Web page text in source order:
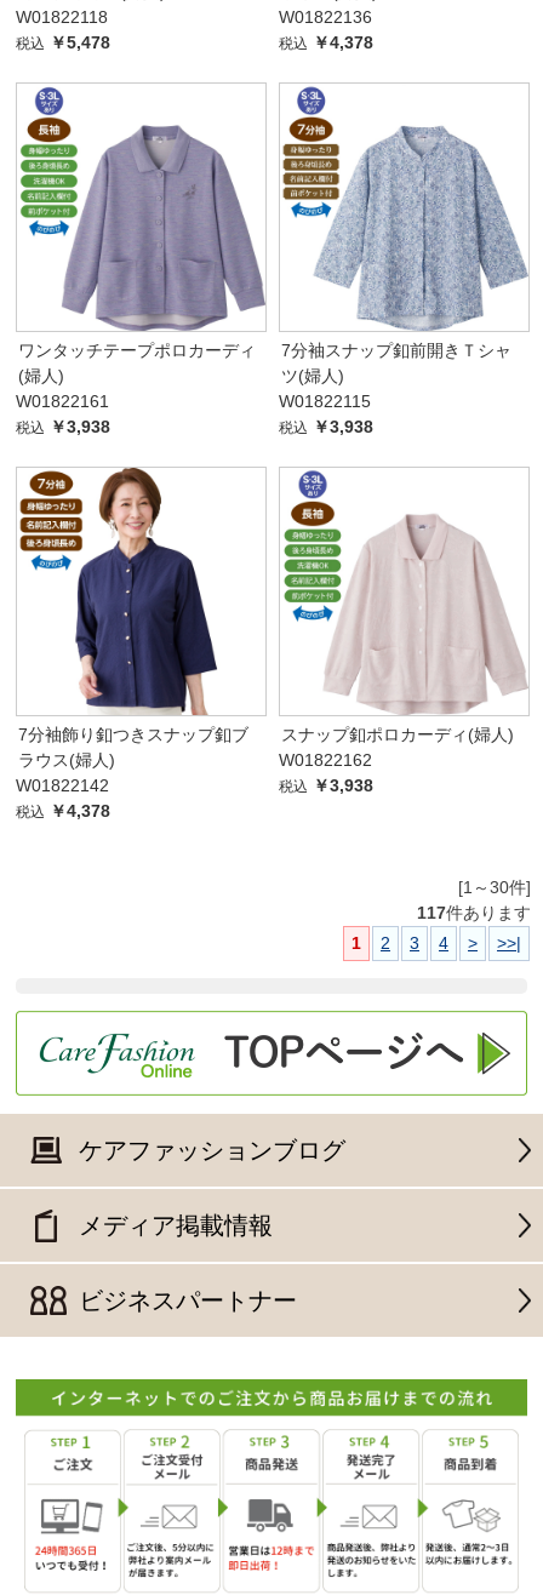
W01822118
税込 ￥5,478
W01822136
税込 ￥4,378
ワンタッチテープポロカーディ
(婦人)
W01822161
税込 ￥3,938
7分袖スナップ釦前開きＴシャ
ツ(婦人)
W01822115
税込 ￥3,938
7分袖飾り釦つきスナップ釦ブ
ラウス(婦人)
W01822142
税込 ￥4,378
スナップ釦ポロカーディ(婦人)
W01822162
税込 ￥3,938
[1～30件]
117件あります
1
2 3 4 > >>|
ケアファッションブログ
メディア掲載情報
ビジネスパートナー